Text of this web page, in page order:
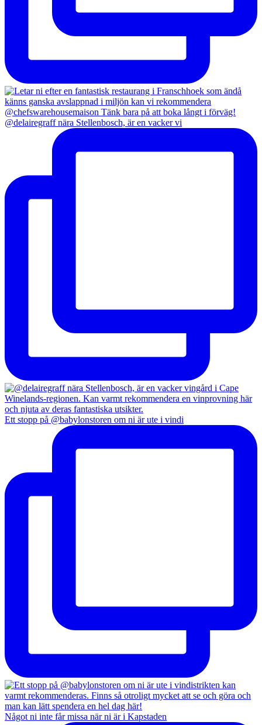
@delairegraff nära Stellenbosch, är en vacker vi
Ett stopp på @babylonstoren om ni är ute i vindi
Något ni inte får missa när ni är i Kapstaden